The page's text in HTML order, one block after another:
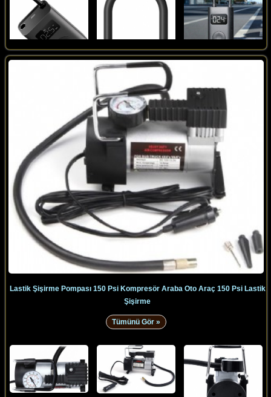
Lastik Şişirme Pompası 150 Psi Kompresör Araba Oto Araç 150 Psi Lastik
Şişirme
Tümünü Gör »